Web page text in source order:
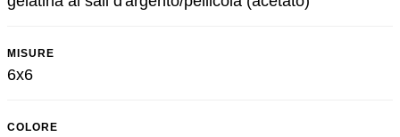
MISURE
6x6
COLORE